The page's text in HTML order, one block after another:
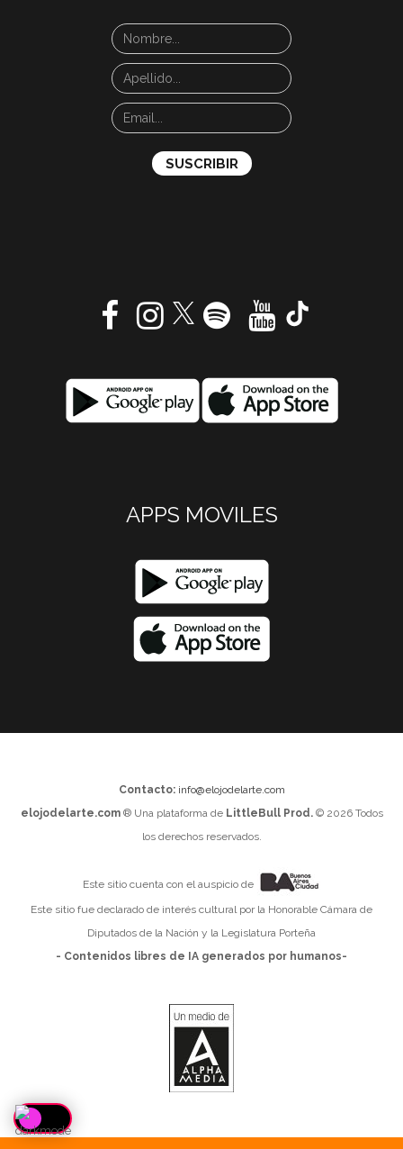
APPS MOVILES
Contacto: info@elojodelarte.com
elojodelarte.com® Una plataforma de LittleBull Prod.© 2026 Todos
los derechos reservados.
Este sitio cuenta con el auspicio de
Este sitio fue declarado de interés cultural por la Honorable Cámara de
Diputados de la Nación y la Legislatura Porteña
- Contenidos libres de IA generados por humanos-